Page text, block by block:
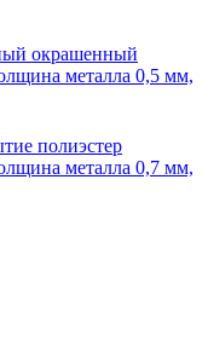
металла 0,5 мм,
металла 0,7 мм,